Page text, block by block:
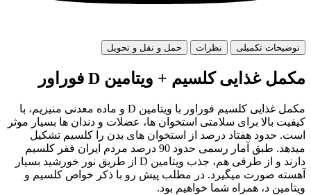
توضیحات تکمیلی نظرات حمل و نقل و تحویل
مکمل غذایی کلسیم + ویتامین D فوراور
مکمل غذایی کلسیم فوراور با ویتامین D و ماده معدنی منیزیم، با
کیفیت بالا برای سلامتی استخوان ها، عضلات و دندان ها بسیار موثر
است. حدود هفتاد درصد از استخوان های بدن را کلسیم تشکیل
میدهد. طبق آمار رسمی حدود 90 درصد مردم ایران فقر کلسیم
دارند و از طرفی هم، جذب ویتامین D از طریق نور خورشید بسیار
آهسته صورت میگیرد. در مطلب پیش رو با ذکر خواص کلسیم و
ویتامین د، همراه شما خواهیم بود.